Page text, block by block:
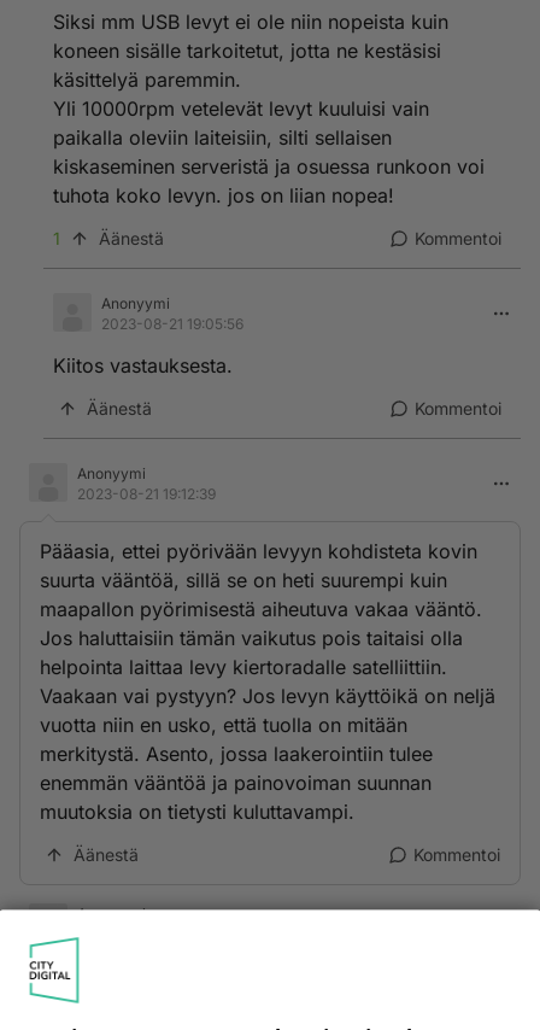
Siksi mm USB levyt ei ole niin nopeista kuin
koneen sisälle tarkoitetut, jotta ne kestäsisi
käsittelyä paremmin.
Yli 10000rpm vetelevät levyt kuuluisi vain
paikalla oleviin laiteisiin, silti sellaisen
kiskaseminen serveristä ja osuessa runkoon voi
tuhota koko levyn. jos on liian nopea!
1 Äänestä Kommentoi
Anonyymi
2023-08-21 19:05:56
Kiitos vastauksesta.
Äänestä Kommentoi
Anonyymi
2023-08-21 19:12:39
Pääasia, ettei pyörivään levyyn kohdisteta kovin
suurta vääntöä, sillä se on heti suurempi kuin
maapallon pyörimisestä aiheutuva vakaa vääntö.
Jos haluttaisiin tämän vaikutus pois taitaisi olla
helpointa laittaa levy kiertoradalle satelliittiin.
Vaakaan vai pystyyn? Jos levyn käyttöikä on neljä
vuotta niin en usko, että tuolla on mitään
merkitystä. Asento, jossa laakerointiin tulee
enemmän vääntöä ja painovoiman suunnan
muutoksia on tietysti kuluttavampi.
Äänestä Kommentoi
Anonyymi
2023-08-21 21:47:12
Syrjällään tai lappeellaan, kunhan ei ole vinossa.